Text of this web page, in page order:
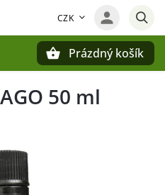
CZK
Prázdný košík
50 ml